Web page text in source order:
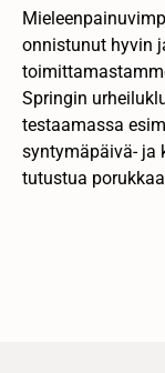
onnistunut hyvin
Springin
testaamassa
syntymäpäivä- ja
tutustua